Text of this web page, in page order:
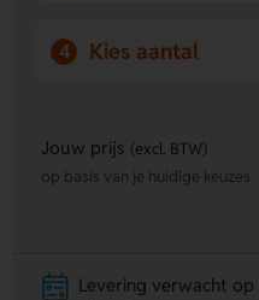
4 Kies aantal
Jouw prijs (excl. BTW)
op basis van je huidige keuzes
Levering verwacht op